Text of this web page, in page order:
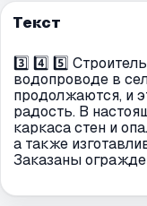
Текст
3️⃣ 4️⃣ 5️⃣
водопроводе в
продолжаются, и
радость. В
каркаса стен и
а также
Заказаны